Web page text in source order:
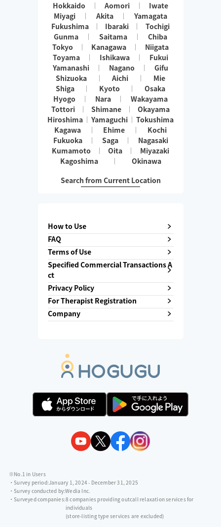
Hokkaido Aomori
Iwate
Miyagi
Akita
Yamagata
Fukushima
Ibaraki
Tochigi
Gunma
Saitama
Chiba
Tokyo
Kanagawa
Niigata
Toyama
Ishikawa
Fukui
Yamanashi
Nagano
Gifu
Shizuoka
Aichi
Mie
Shiga
Kyoto
Osaka
Hyogo
Nara
Wakayama
Tottori
Shimane
Okayama
Hiroshima
Yamaguchi
Tokushima
Kagawa
Ehime
Kochi
Fukuoka
Saga
Nagasaki
Kumamoto
Oita
Miyazaki
Kagoshima
Okinawa
Search from Current Location
How to Use
FAQ
Terms of Use
Specified Commercial Transactions A
ct
Privacy Policy
For Therapist Registration
Company
※No.1 in Users
・Survey period:January 1, 2024 - December 31, 2025
・Survey conducted by:Wedia Inc.
・Surveyed companies:8 companies providing outcall relaxation services for
individuals
(store-listing type services are excluded)